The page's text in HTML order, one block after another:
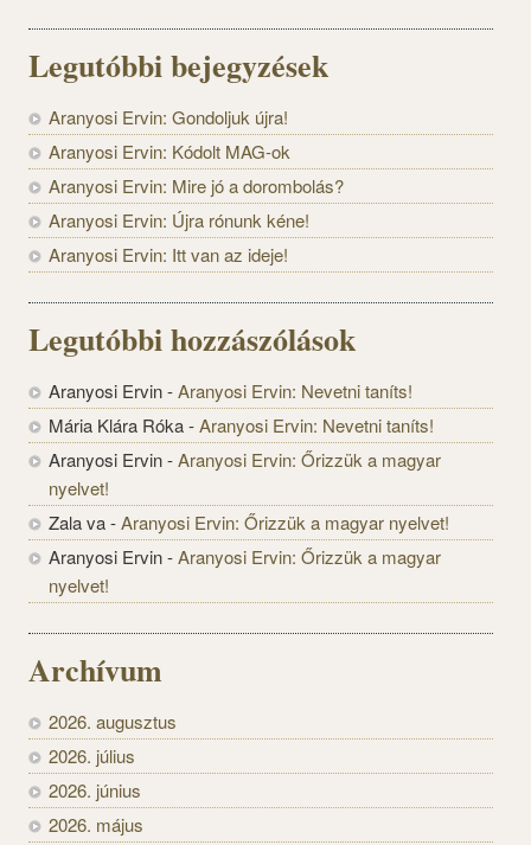
Legutóbbi bejegyzések
Aranyosi Ervin: Gondoljuk újra!
Aranyosi Ervin: Kódolt MAG-ok
Aranyosi Ervin: Mire jó a dorombolás?
Aranyosi Ervin: Újra rónunk kéne!
Aranyosi Ervin: Itt van az ideje!
Legutóbbi hozzászólások
Aranyosi Ervin-Aranyosi Ervin: Nevetni taníts!
Mária Klára Róka-Aranyosi Ervin: Nevetni taníts!
Aranyosi Ervin-Aranyosi Ervin: Őrizzük a magyar
nyelvet!
Zala va-Aranyosi Ervin: Őrizzük a magyar nyelvet!
Aranyosi Ervin-Aranyosi Ervin: Őrizzük a magyar
nyelvet!
Archívum
2026. augusztus
2026. július
2026. június
2026. május